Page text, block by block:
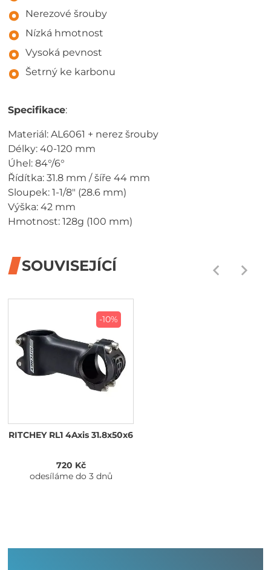
Nerezové šrouby
Nízká hmotnost
Vysoká pevnost
Šetrný ke karbonu
Specifikace:
Materiál: AL6061 + nerez šrouby
Délky: 40-120 mm
Úhel: 84°/6°
Řídítka: 31.8 mm / šíře 44 mm
Sloupek: 1-1/8" (28.6 mm)
Výška: 42 mm
Hmotnost: 128g (100 mm)
SOUVISEJÍCÍ
-10%
RITCHEY RL1 4Axis 31.8x50x6
720 Kč
odesíláme do 3 dnů